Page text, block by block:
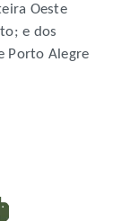
Oeste
e dos
Porto Alegre